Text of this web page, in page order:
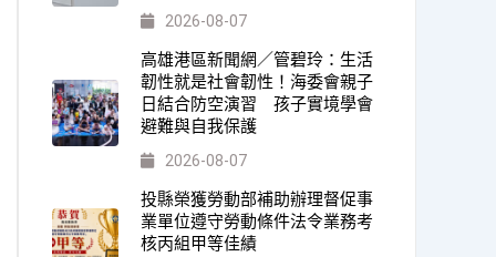
2026-08-07
高雄港區新聞網／管碧玲：生活
韌性就是社會韌性！海委會親子
日結合防空演習 孩子實境學會
避難與自我保護
2026-08-07
投縣榮獲勞動部補助辦理督促事
業單位遵守勞動條件法令業務考
核丙組甲等佳績